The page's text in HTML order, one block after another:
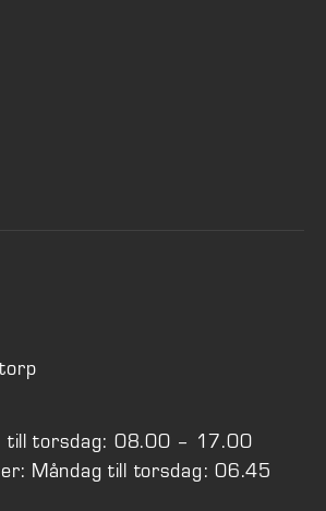
till torsdag: 08.00 – 17.00
Måndag till torsdag: 06.45